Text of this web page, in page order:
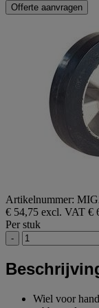
Offerte aanvragen
Artikelnummer:
€ 54,75 excl. VAT €
Per stuk
-
Wiel voor